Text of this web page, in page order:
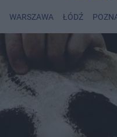
WARSZAWA ŁÓDŹ